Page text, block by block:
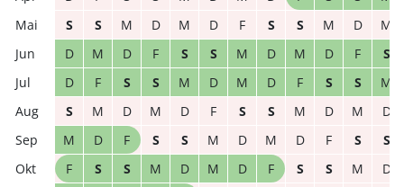
S
S M D M D F S S M D
M
D
M D F S S M D M D F
S
D
F S S M D M D F S S
M
S
M D M D F S S M D M
D
M
D F S S M D M D F S
S
F
S S M D M D F S S M
D